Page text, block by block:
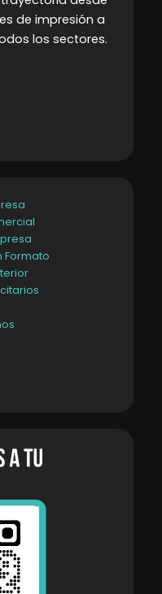
de impresión a
los sectores.
Formato